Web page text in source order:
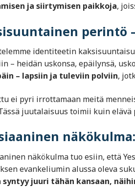
ja siirtymisen paikkoja,
perintö
identiteetin
– heidän uskonsa, epäilynsä,
– lapsiin ja tuleviin polviin,
ei pyri irrottamaan meitä
juutalaisuus toimii kuin
näkökulma tuo esiin, että
evankeliumin alussa oleva
syntyy juuri tähän kansaan,